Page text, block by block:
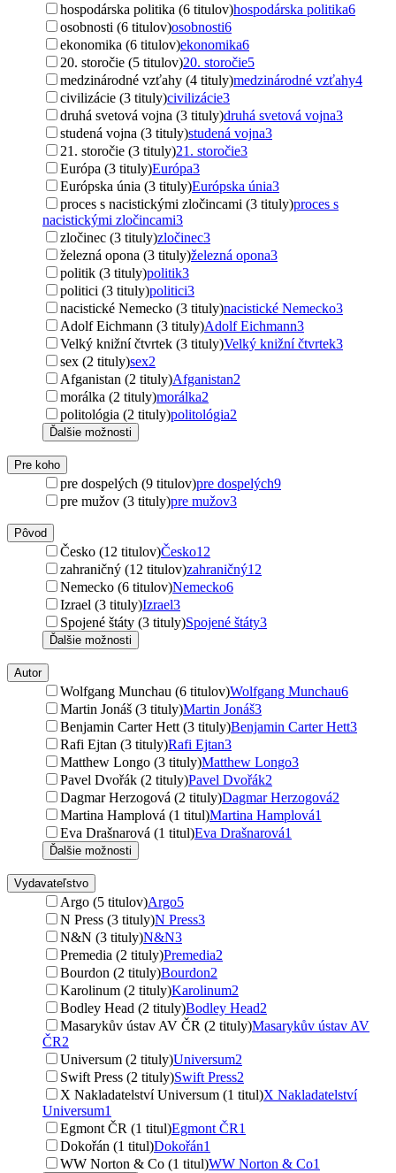
hospodárska politika (6 titulov)hospodárska politika6
osobnosti (6 titulov)osobnosti6
ekonomika (6 titulov)ekonomika6
20. storočie (5 titulov)20. storočie5
medzinárodné vzťahy (4 tituly)medzinárodné vzťahy4
civilizácie (3 tituly)civilizácie3
druhá svetová vojna (3 tituly)druhá svetová vojna3
studená vojna (3 tituly)studená vojna3
21. storočie (3 tituly)21. storočie3
Európa (3 tituly)Európa3
Európska únia (3 tituly)Európska únia3
proces s nacistickými zločincami (3 tituly)proces s
nacistickými zločincami3
zločinec (3 tituly)zločinec3
železná opona (3 tituly)železná opona3
politik (3 tituly)politik3
politici (3 tituly)politici3
nacistické Nemecko (3 tituly)nacistické Nemecko3
Adolf Eichmann (3 tituly)Adolf Eichmann3
Velký knižní čtvrtek (3 tituly)Velký knižní čtvrtek3
sex (2 tituly)sex2
Afganistan (2 tituly)Afganistan2
morálka (2 tituly)morálka2
politológia (2 tituly)politológia2
Ďalšie možnosti
Pre koho
pre dospelých (9 titulov)pre dospelých9
pre mužov (3 tituly)pre mužov3
Pôvod
Česko (12 titulov)Česko12
zahraničný (12 titulov)zahraničný12
Nemecko (6 titulov)Nemecko6
Izrael (3 tituly)Izrael3
Spojené štáty (3 tituly)Spojené štáty3
Ďalšie možnosti
Autor
Wolfgang Munchau (6 titulov)Wolfgang Munchau6
Martin Jonáš (3 tituly)Martin Jonáš3
Benjamin Carter Hett (3 tituly)Benjamin Carter Hett3
Rafi Ejtan (3 tituly)Rafi Ejtan3
Matthew Longo (3 tituly)Matthew Longo3
Pavel Dvořák (2 tituly)Pavel Dvořák2
Dagmar Herzogová (2 tituly)Dagmar Herzogová2
Martina Hamplová (1 titul)Martina Hamplová1
Eva Drašnarová (1 titul)Eva Drašnarová1
Ďalšie možnosti
Vydavateľstvo
Argo (5 titulov)Argo5
N Press (3 tituly)N Press3
N&N (3 tituly)N&N3
Premedia (2 tituly)Premedia2
Bourdon (2 tituly)Bourdon2
Karolinum (2 tituly)Karolinum2
Bodley Head (2 tituly)Bodley Head2
Masarykův ústav AV ČR (2 tituly)Masarykův ústav AV
ČR2
Universum (2 tituly)Universum2
Swift Press (2 tituly)Swift Press2
X Nakladatelství Universum (1 titul)X Nakladatelství
Universum1
Egmont ČR (1 titul)Egmont ČR1
Dokořán (1 titul)Dokořán1
WW Norton & Co (1 titul)WW Norton & Co1